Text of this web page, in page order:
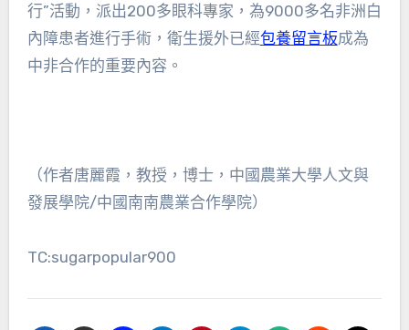
行”活動，派出200多眼科專家，為9000多名非洲白
內障患者進行手術，衛生援外已經包養留言板成為
中非合作的重要內容。
（作者唐麗霞，教授，博士，中國農業大學人文與
發展學院/中國南南農業合作學院）
TC:sugarpopular900